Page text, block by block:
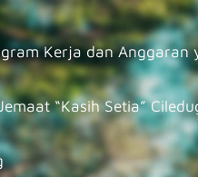
Kerja dan Anggaran
“Kasih Setia”